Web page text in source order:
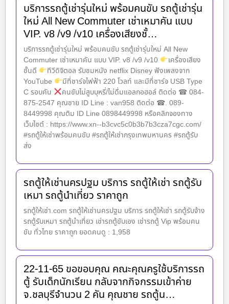
บริการรถตู้เช่ารุ่นใหม่ พร้อมคนขับ รถตู้เช่ารุ่น
ใหม่ All New Commuter เช่าเหมาคัน แบบ
VIP. v8 /v9 /v10 เครื่องเสียงชั้…
บริการรถตู้เช่ารุ่นใหม่ พร้อมคนขับ รถตู้เช่ารุ่นใหม่ All New
Commuter เช่าเหมาคัน แบบ VIP. v8 /v9 /v10
เครื่องเสียง
ชั้นดี
ทีวีดิจิตอล รับชมหนัง netflix Disney ฟังเพลงจาก
YouTube
มีที่ชาร์จไฟฟ้า 220 โวลท์ และมีที่ชาร์จ USB Type
C รอบคัน
คนขับไม่สูบบุหรี่/ไม่ดื่มแอลกอฮอล์ ติดต่อ ☎ 084-
875-2547 คุณชาย ID Line : van958 ติดต่อ ☎. 089-
8449998 คุณติม ID Line 0898449998 หรือคลิกจองทาง
เว็บไซต์ : https://www.xn--b3cvc5c0b3b7b3cza7cgc.com/
#รถตู้ให้เช่าพร้อมคนขับ #รถตู้ให้เช่ากรุงเทพมหานคร #รถตู้รับ
ส่ง
รถตู้ให้เช่านครปฐม บริการ รถตู้ให้เช่า รถตู้รับ
เหมา รถตู้นำเที่ยว ราคาถูก
รถตู้ให้เช่า.com รถตู้ให้เช่านครปฐม บริการ รถตู้ให้เช่า รถตู้รับจ้าง
รถตู้รับเหมา รถตู้นำเที่ยว เช่ารถตู้ขับเอง เช่ารถตู้ Vip พร้อมคน
ขับ ทั่วไทย ราคาถูก ยอดคนดู : 1,958
22-11-65 ขอขอบคุณ คณะคุณครูใช้บริการรถ
ตู้ รับเด็กนักเรียน กลับจากกิจกรรมเข้าค่าย
จ.ชลบุรีจำนวน 2 คัน คุณชาย รถตู้น…